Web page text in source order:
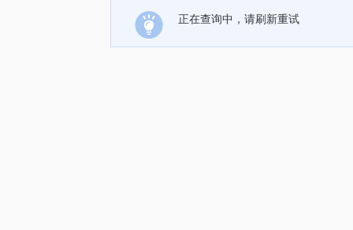
正在查询中，请刷新重试